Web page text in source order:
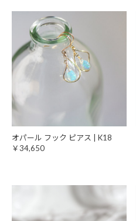
オパール フック ピアス | K18
￥34,650